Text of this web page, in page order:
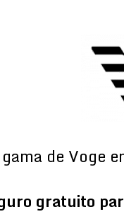
de Voge
gratuito